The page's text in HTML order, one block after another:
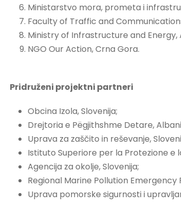
Ministarstvo mora, prometa i
Faculty of Traffic and
Ministry of Infrastructure and Energy,
NGO Our Action, Crna Gora.
Pridruženi projektni partneri
Obcina Izola, Slovenija;
Drejtoria e Pëgjithshme Detare,
Uprava za zaščito in reševanje,
Istituto Superiore per la Protezione e
Agencija za okolje, Slovenija;
Regional Marine Pollution
Uprava pomorske sigurnosti i